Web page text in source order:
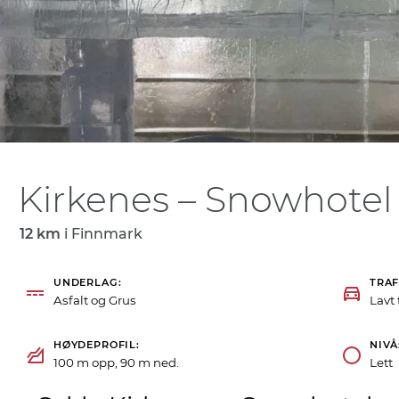
Kirkenes – Snowhotel
12 km i Finnmark
UNDERLAG
Asfalt og Grus Lavt
HØYDEPROFIL
100 m opp, 90 m ned.
NIVÅ
Lett